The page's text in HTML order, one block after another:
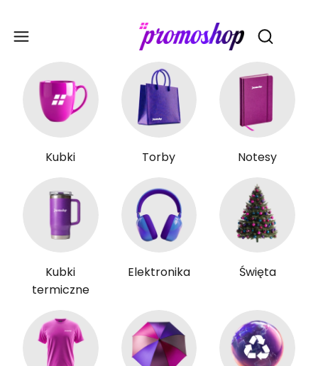
Otwórz
Kubki Torby Notesy
Kubki
termiczne
Elektronika Święta